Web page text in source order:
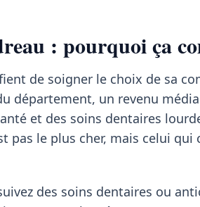
: pourquoi ça
de soigner le choix de sa
département, un revenu
et des soins dentaires
pas le plus cher, mais celui qui
des soins dentaires ou